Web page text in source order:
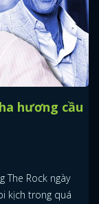
hương cầu
The Rock ngày
kịch trong quá